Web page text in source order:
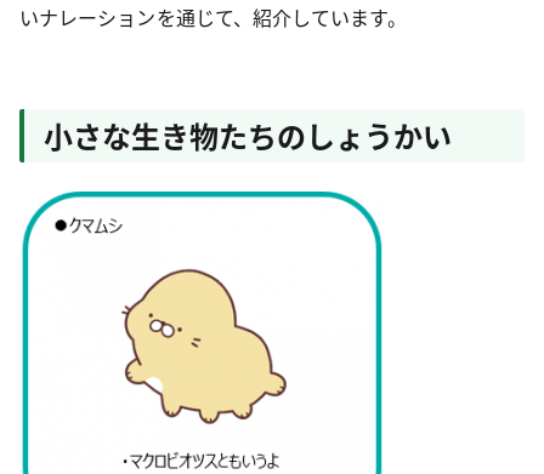
いナレーションを通じて、紹介しています。
小さな生き物たちのしょうかい